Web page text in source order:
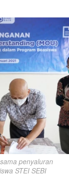
penyaluran
STEI SEBI